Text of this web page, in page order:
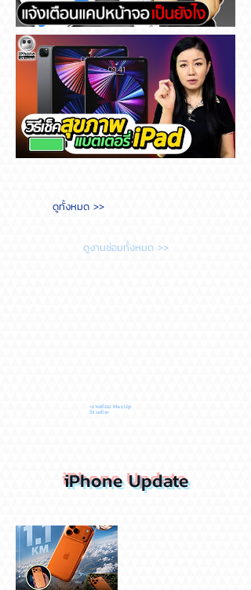
Messenger แจ้งเตือนแคปหน้า
จอ เป็นยังไง
วิธีเช็คสุขภาพแบตเตอรี่ iPad
ต้องทำยังไง?
ดูทั้งหมด >>
ดูงานซ่อมทั้งหมด >>
•งานซ่อม MacUp
Studio•
iPhone Update